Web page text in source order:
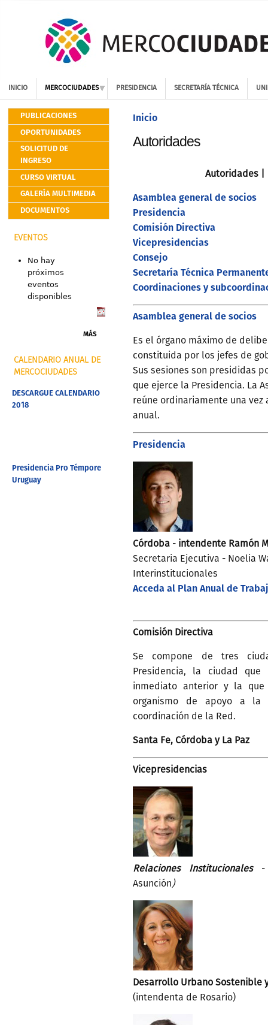
INICIO MERCOCIUDADES PRESIDENCIA SECRETARÍA TÉCNICA
PUBLICACIONES
OPORTUNIDADES
SOLICITUD DE
INGRESO
CURSO VIRTUAL
GALERÍA MULTIMEDIA
DOCUMENTOS
EVENTOS
No hay
próximos
eventos
disponibles
MÁS
CALENDARIO ANUAL DE
MERCOCIUDADES
DESCARGUE CALENDARIO
2018
Presidencia Pro Témpore
Uruguay
Inicio
Autoridades
Autoridades |
Asamblea general de socios
Presidencia
Comisión Directiva
Vicepresidencias
Consejo
Secretaría Técnica
Coordinaciones y
Asamblea general de socios
Es el órgano máximo de
constituida por los jefes de
Sus sesiones son presididas
que ejerce la Presidencia. La
reúne ordinariamente una vez
anual.
Presidencia
Córdoba - intendente Ramón
Secretaria Ejecutiva - Noelia
Interinstitucionales
Acceda al Plan Anual de
Comisión Directiva
Se compone de tres
Presidencia, la ciudad
inmediato anterior y la
organismo de apoyo a la
coordinación de la Red.
Santa Fe, Córdoba y La Paz
Vicepresidencias
Relaciones Institucionales
-
Asunción)
Desarrollo Urbano Sostenible
(intendenta de Rosario)